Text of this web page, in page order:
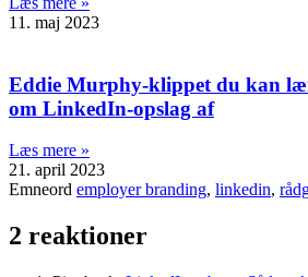
11. maj 2023
Eddie Murphy-klippet du kan
om LinkedIn-opslag af
Læs mere »
21. april 2023
Emneord employer branding, linkedin,
2 reaktioner